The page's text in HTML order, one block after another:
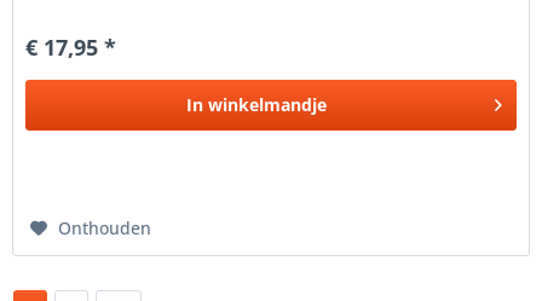
€ 17,95 *
In winkelmandje
Onthouden